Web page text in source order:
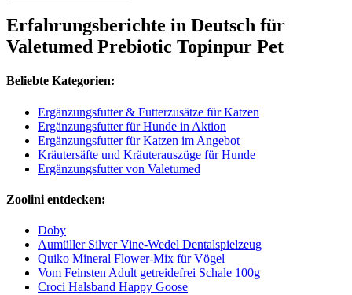
Erfahrungsberichte in Deutsch für
Valetumed Prebiotic Topinpur Pet
Beliebte Kategorien:
Ergänzungsfutter & Futterzusätze für Katzen
Ergänzungsfutter für Hunde in Aktion
Ergänzungsfutter für Katzen im Angebot
Kräutersäfte und Kräuterauszüge für Hunde
Ergänzungsfutter von Valetumed
Zoolini entdecken:
Doby
Aumüller Silver Vine-Wedel Dentalspielzeug
Quiko Mineral Flower-Mix für Vögel
Vom Feinsten Adult getreidefrei Schale 100g
Croci Halsband Happy Goose